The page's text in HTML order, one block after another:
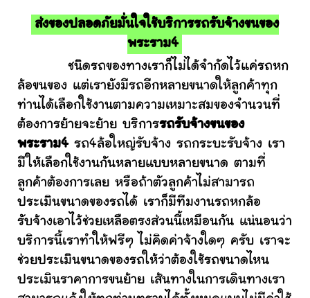
ส่งของปลอดภัยมั่นใจใช้บริการรถรับจ้างขนของ
พระราม4
ชนิดรถของทางเราก็ไม่ได้จำกัดไว้แค่รถหก
ล้อขนของ แต่เรายังมีรถอีกหลายขนาดให้ลูกค้าทุก
ท่านได้เลือกใช้งานตามความเหมาะสมของจำนวนที่
ต้องการย้ายจะย้าย บริการรถรับจ้างขนของ
พระราม4รถ4ล้อใหญ่รับจ้าง รถกระบะรับจ้าง เรา
มีให้เลือกใช้งานกันหลายแบบหลายขนาด ตามที่
ลูกค้าต้องการเลย หรือถ้าตัวลูกค้าไม่สามารถ
ประเมินขนาดของรถได้ เราก็มีทีมงานรถหกล้อ
รับจ้างเอาไว้ช่วยเหลือตรงส่วนนี้เหมือนกัน แน่นอนว่า
บริการนี้เราทำให้ฟรีๆ ไม่คิดค่าจ้างใดๆ ครับ เราจะ
ช่วยประเมินขนาดของรถให้ว่าต้องใช้รถขนาดไหน
ประเมินราคาการขนย้าย เส้นทางในการเดินทางเรา